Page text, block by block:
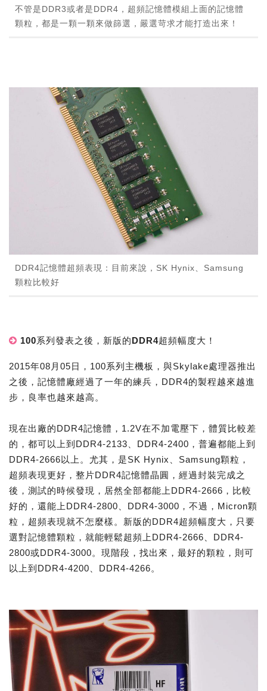
不管是DDR3或者是DDR4，超頻記憶體模組上面的記憶體
顆粒，都是一顆一顆來做篩選，嚴選苛求才能打造出來！
DDR4記憶體超頻表現：目前來說，SK Hynix、Samsung
顆粒比較好
100系列發表之後，新版的DDR4超頻幅度大！
2015年08月05日，100系列主機板，與Skylake處理器推出
之後，記憶體廠經過了一年的練兵，DDR4的製程越來越進
步，良率也越來越高。
現在出廠的DDR4記憶體，1.2V在不加電壓下，體質比較差
的，都可以上到DDR4-2133、DDR4-2400，普遍都能上到
DDR4-2666以上。尤其，是SK Hynix、Samsung顆粒，
超頻表現更好，整片DDR4記憶體晶圓，經過封裝完成之
後，測試的時候發現，居然全部都能上DDR4-2666，比較
好的，還能上DDR4-2800、DDR4-3000，不過，Micron顆
粒，超頻表現就不怎麼樣。新版的DDR4超頻幅度大，只要
選對記憶體顆粒，就能輕鬆超頻上DDR4-2666、DDR4-
2800或DDR4-3000。現階段，找出來，最好的顆粒，則可
以上到DDR4-4200、DDR4-4266。